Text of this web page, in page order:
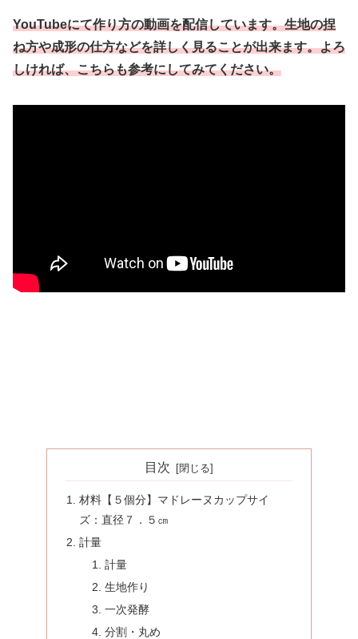
YouTubeにて作り方の動画を配信しています。生地の捏
ね方や成形の仕方などを詳しく見ることが出来ます。よろ
しければ、こちらも参考にしてみてください。
目次
材料【５個分】マドレーヌカップサイ
ズ：直径７．５㎝
計量
計量
生地作り
一次発酵
分割・丸め